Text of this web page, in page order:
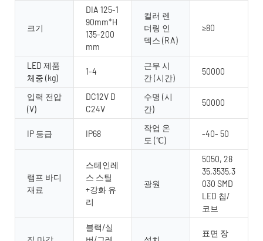
크기
DIA 125-1
90mm*H
135-200
mm
컬러 렌
더링 인
덱스 (RA)
≥80
LED 제품
체중 (kg)
1-4
근무 시
간 (시간)
50000
입력 전압
(V)
DC12V D
C24V
수명 (시
간)
50000
IP 등급 IP68
작업 온
도 (℃)
-40- 50
램프 바디
재료
스테인레
스 스틸
+강화 유
리
광원
5050, 28
35,3535,3
030 SMD
LED 칩/
코브
블랙/실
표면 장